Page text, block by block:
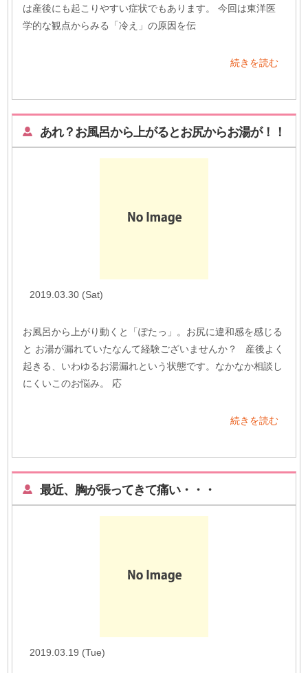
は産後にも起こりやすい症状でもあります。 今回は東洋医
学的な観点からみる「冷え」の原因を伝
続きを読む
あれ？お風呂から上がるとお尻からお湯が！！
2019.03.30 (Sat)
お風呂から上がり動くと「ぽたっ」。お尻に違和感を感じる
と お湯が漏れていたなんて経験ございませんか？ 産後よく
起きる、いわゆるお湯漏れという状態です。なかなか相談し
にくいこのお悩み。 応
続きを読む
最近、胸が張ってきて痛い・・・
2019.03.19 (Tue)